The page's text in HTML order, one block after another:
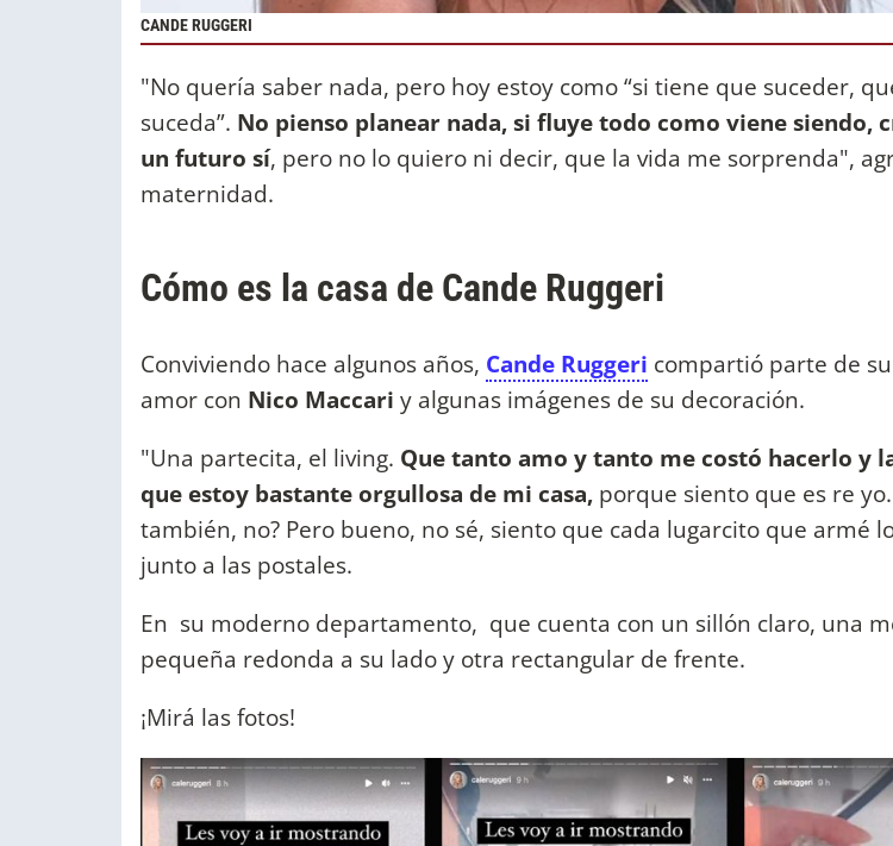
CANDE RUGGERI
"No quería saber nada, pero hoy estoy como “si tiene que suceder,
suceda”. No pienso planear nada, si fluye todo como viene siendo,
un futuro sí, pero no lo quiero ni decir, que la vida me sorprenda",
maternidad.
Cómo es la casa de Cande Ruggeri
Conviviendo hace algunos años, Cande Ruggeri compartió parte de
amor con Nico Maccari y algunas imágenes de su decoración.
"Una partecita, el living. Que tanto amo y tanto me costó hacerlo y
que estoy bastante orgullosa de mi casa, porque siento que es re
también, no? Pero bueno, no sé, siento que cada lugarcito que armé
junto a las postales.
En su moderno departamento, que cuenta con un sillón claro, una
pequeña redonda a su lado y otra rectangular de frente.
¡Mirá las fotos!